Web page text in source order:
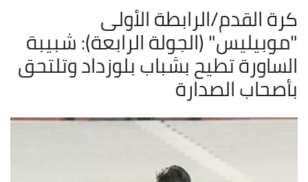
كرة القدم/الرابطة الأولى
"موبيليس" (الجولة الرابعة): شبيبة
الساورة تطيح بشباب بلوزداد وتلتحق
بأصحاب الصدارة